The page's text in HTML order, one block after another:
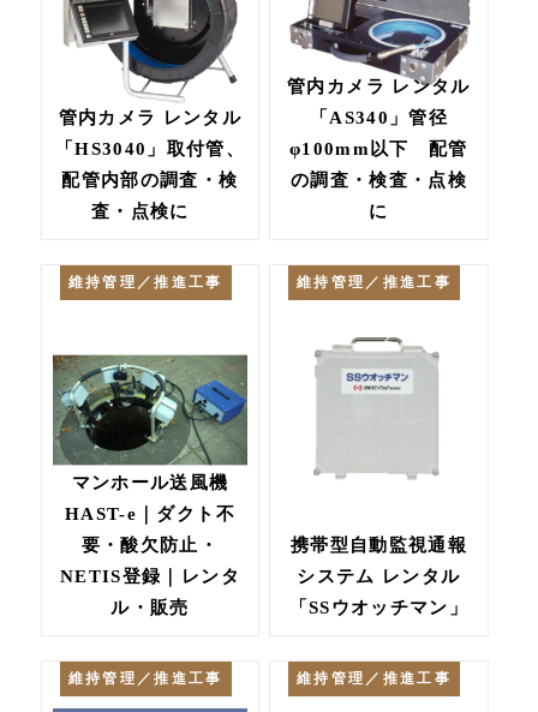
管内カメラ レンタル
「HS3040」取付管、
配管内部の調査・検
査・点検に
管内カメラ レンタル
「AS340」管径
φ100mm以下 配管
の調査・検査・点検
に
維持管理／推進工事
マンホール送風機
HAST-e｜ダクト不
要・酸欠防止・
NETIS登録｜レンタ
ル・販売
維持管理／推進工事
携帯型自動監視通報
システム レンタル
「SSウオッチマン」
維持管理／推進工事 維持管理／推進工事